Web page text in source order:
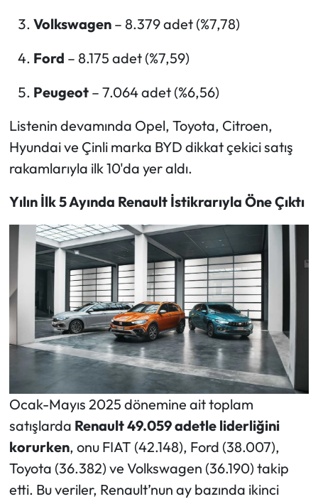
Volkswagen– 8.379 adet (%7,78)
Ford – 8.175 adet (%7,59)
Peugeot– 7.064 adet (%6,56)
Listenin devamında Opel, Toyota, Citroen,
Hyundai ve Çinli marka BYD dikkat çekici satış
rakamlarıyla ilk 10'da yer aldı.
Yılın İlk 5 Ayında Renault İstikrarıyla Öne Çıktı
Ocak-Mayıs 2025 dönemine ait toplam
satışlarda Renault 49.059 adetle liderliğini
korurken, onu FIAT (42.148), Ford (38.007),
Toyota (36.382) ve Volkswagen (36.190) takip
etti. Bu veriler, Renault’nun ay bazında ikinci